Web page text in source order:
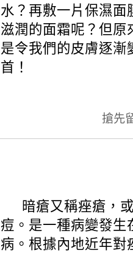
水？再敷一片保濕面
滋潤的面霜呢？但原
是令我們的皮膚逐漸
首！
搶先
暗瘡又稱痤瘡，
痘。是一種病變發生
病。根據內地近年對